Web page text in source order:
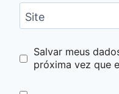
Site
Salvar meus
próxima vez que